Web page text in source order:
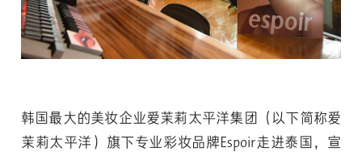
韩国最大的美妆企业爱茉莉太平洋集团（以下简称爱
茉莉太平洋）旗下专业彩妆品牌Espoir走进泰国，宣